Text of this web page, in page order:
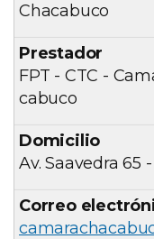
Chacabuco
FPT - CTC -
cabuco
Av. Saavedra 65